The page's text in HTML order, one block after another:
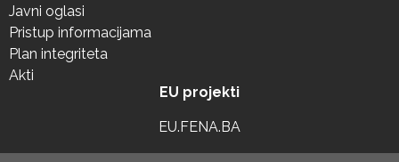
Javni oglasi
Pristup informacijama
Plan integriteta
Akti
EU projekti
EU.FENA.BA